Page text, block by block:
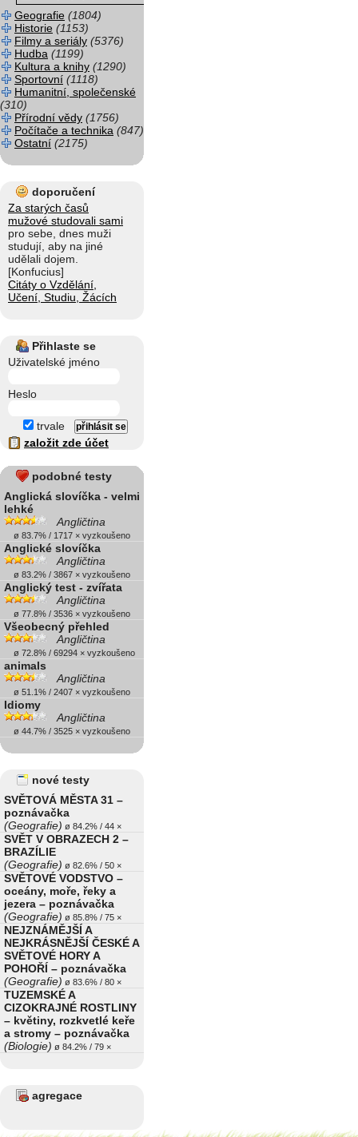
Geografie (1804)
Historie (1153)
Filmy a seriály (5376)
Hudba (1199)
Kultura a knihy (1290)
Sportovní (1118)
Humanitní, společenské
(310)
Přírodní vědy (1756)
Počítače a technika (847)
Ostatní (2175)
doporučení
Za starých časů
mužové studovali sami
pro sebe, dnes muži
studují, aby na jiné
udělali dojem.
[Konfucius]
Citáty o Vzdělání,
Učení, Studiu, Žácích
Přihlaste se
Uživatelské jméno
Heslo
trvale
založit zde účet
podobné testy
Anglická slovíčka - velmi
lehké
Angličtina
ø 83.7% / 1717 × vyzkoušeno
Anglické slovíčka
Angličtina
ø 83.2% / 3867 × vyzkoušeno
Anglický test - zvířata
Angličtina
ø 77.8% / 3536 × vyzkoušeno
Všeobecný přehled
Angličtina
ø 72.8% / 69294 × vyzkoušeno
animals
Angličtina
ø 51.1% / 2407 × vyzkoušeno
Idiomy
Angličtina
ø 44.7% / 3525 × vyzkoušeno
nové testy
SVĚTOVÁ MĚSTA 31 –
poznávačka
(Geografie) ø 84.2% / 44 ×
SVĚT V OBRAZECH 2 –
BRAZÍLIE
(Geografie) ø 82.6% / 50 ×
SVĚTOVÉ VODSTVO –
oceány, moře, řeky a
jezera – poznávačka
(Geografie) ø 85.8% / 75 ×
NEJZNÁMĚJŠÍ A
NEJKRÁSNĚJŠÍ ČESKÉ A
SVĚTOVÉ HORY A
POHOŘÍ – poznávačka
(Geografie) ø 83.6% / 80 ×
TUZEMSKÉ A
CIZOKRAJNÉ ROSTLINY
– květiny, rozkvetlé keře
a stromy – poznávačka
(Biologie) ø 84.2% / 79 ×
agregace